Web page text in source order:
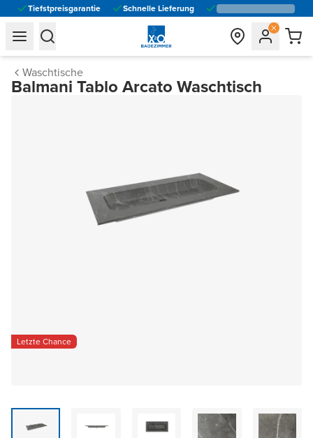
Tiefstpreisgarantie Schnelle Lieferung
general.navigation.toggle_menu.label
general.navigation.toggle_menu.label
Waschtische
Balmani Tablo Arcato Waschtisch
Letzte Chance